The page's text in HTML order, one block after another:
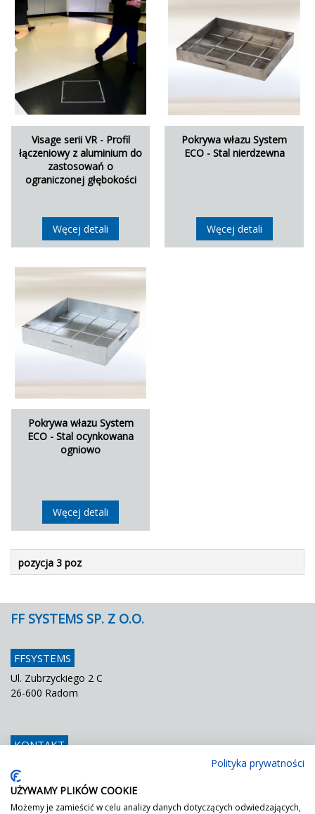
Visage serii VR - Profil
łączeniowy z aluminium do
zastosowań o
ograniczonej głębokości
Węcej detali
Pokrywa włazu System
ECO - Stal nierdzewna
Węcej detali
Pokrywa włazu System
ECO - Stal ocynkowana
ogniowo
Węcej detali
pozycja 3 poz
FF SYSTEMS SP. Z O.O.
FFSYSTEMS
Ul. Zubrzyckiego 2 C
26-600 Radom
KONTAKT
Fax
E mail
info@ffsystems.pl
Polityka prywatności
UŻYWAMY PLIKÓW COOKIE
Możemy je zamieścić w celu analizy danych dotyczących odwiedzających,